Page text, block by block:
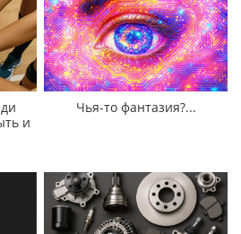
и
Чья-то фантазия?...